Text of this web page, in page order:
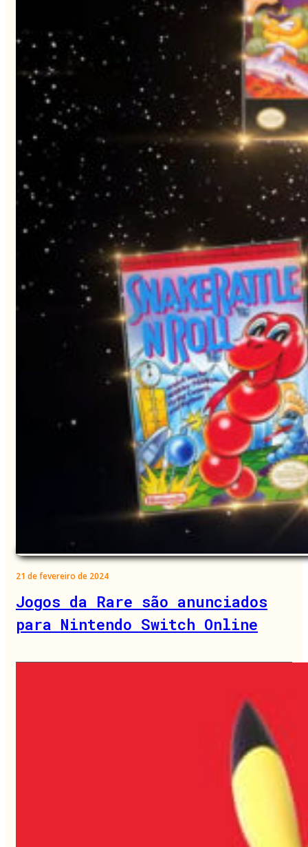
21 de fevereiro de 2024
Jogos da Rare são anunciados
para Nintendo Switch Online